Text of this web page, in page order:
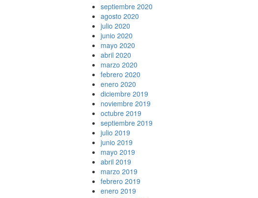
septiembre 2020
agosto 2020
julio 2020
junio 2020
mayo 2020
abril 2020
marzo 2020
febrero 2020
enero 2020
diciembre 2019
noviembre 2019
octubre 2019
septiembre 2019
julio 2019
junio 2019
mayo 2019
abril 2019
marzo 2019
febrero 2019
enero 2019